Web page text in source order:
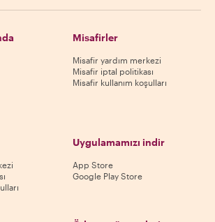
Misafirler
Misafir yardım merkezi
Misafir iptal politikası
Misafir kullanım koşulları
Uygulamamızı indir
App Store
Google Play Store